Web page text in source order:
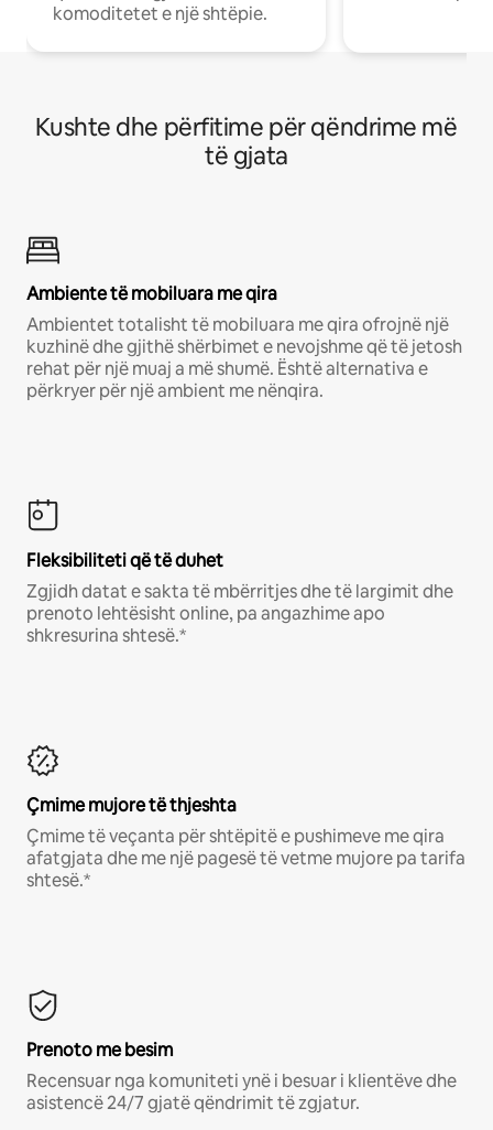
komoditetet e një shtëpie.
Kushte dhe përfitime për qëndrime më
të gjata
Ambiente të mobiluara me qira
Ambientet totalisht të mobiluara me qira ofrojnë një
kuzhinë dhe gjithë shërbimet e nevojshme që të jetosh
rehat për një muaj a më shumë. Është alternativa e
përkryer për një ambient me nënqira.
Fleksibiliteti që të duhet
Zgjidh datat e sakta të mbërritjes dhe të largimit dhe
prenoto lehtësisht online, pa angazhime apo
shkresurina shtesë.*
Çmime mujore të thjeshta
Çmime të veçanta për shtëpitë e pushimeve me qira
afatgjata dhe me një pagesë të vetme mujore pa tarifa
shtesë.*
Prenoto me besim
Recensuar nga komuniteti ynë i besuar i klientëve dhe
asistencë 24/7 gjatë qëndrimit të zgjatur.